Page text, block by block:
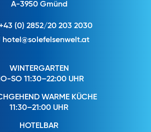
A-3950 Gmünd
(0) 2852/20 203 2030
hotel@solefelsenwelt.at
WINTERGARTEN
SO 11:30–22:00 UHR
WARME KÜCHE
11:30–21:00 UHR
HOTELBAR